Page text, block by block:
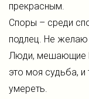
прекрасным.
Споры – среди
подлец. Не желаю
Люди, мешающие
это моя судьба,
умереть.